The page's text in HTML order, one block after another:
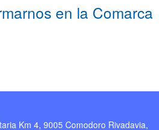
en la Comarca
Km 4, 9005 Comodoro Rivadavia,